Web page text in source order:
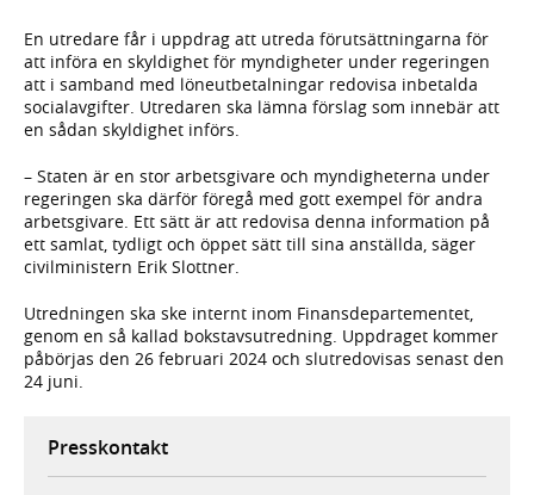
En utredare får i uppdrag att utreda förutsättningarna för
att införa en skyldighet för myndigheter under regeringen
att i samband med löneutbetalningar redovisa inbetalda
socialavgifter. Utredaren ska lämna förslag som innebär att
en sådan skyldighet införs.
– Staten är en stor arbetsgivare och myndigheterna under
regeringen ska därför föregå med gott exempel för andra
arbetsgivare. Ett sätt är att redovisa denna information på
ett samlat, tydligt och öppet sätt till sina anställda, säger
civilministern Erik Slottner.
Utredningen ska ske internt inom Finansdepartementet,
genom en så kallad bokstavsutredning. Uppdraget kommer
påbörjas den 26 februari 2024 och slutredovisas senast den
24 juni.
Presskontakt